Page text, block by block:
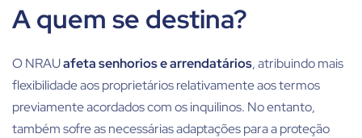
A quem se destina?
O NRAUafeta senhorios e arrendatários, atribuindo mais
flexibilidade aos proprietários relativamente aos termos
previamente acordados com os inquilinos. No entanto,
também sofre as necessárias adaptações para a proteção